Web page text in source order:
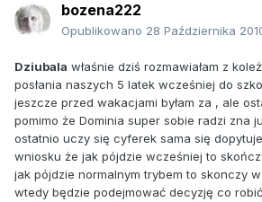
bozena222
Opublikowano 28 Października
Dziubala właśnie dziś rozmawiałam z
posłania naszych 5 latek wcześniej do
jeszcze przed wakacjami byłam za , ale
pomimo że Dominia super sobie radzi zna
ostatnio uczy się cyferek sama się
wniosku że jak pójdzie wcześniej to
jak pójdzie normalnym trybem to skonczy
wtedy będzie podejmować decyzję co